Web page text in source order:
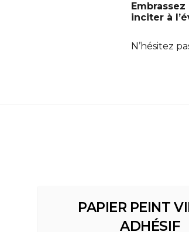
inciter à
N’hésitez
PAPIER PEINT
ADHÉSIF